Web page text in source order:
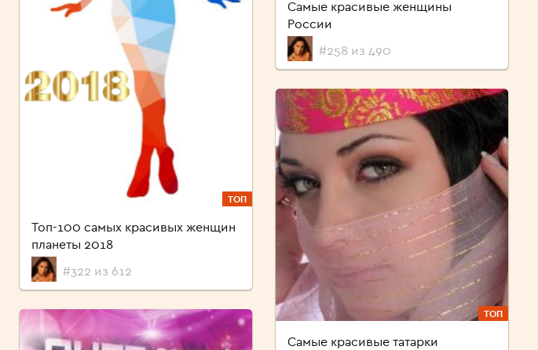
ТОП
Топ-100 самых красивых женщин
планеты 2018
#322 из 612
Самые красивые женщины
России
#258 из 490
ТОП
Самые красивые татарки